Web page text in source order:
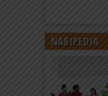
NABIPEDIA